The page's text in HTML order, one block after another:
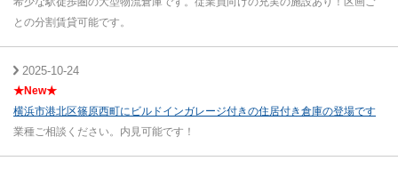
との分割賃貸可能です。
2025-10-24
★New★
横浜市港北区篠原西町にビルドインガレージ付きの住居付き倉庫の登場です
業種ご相談ください。内見可能です！